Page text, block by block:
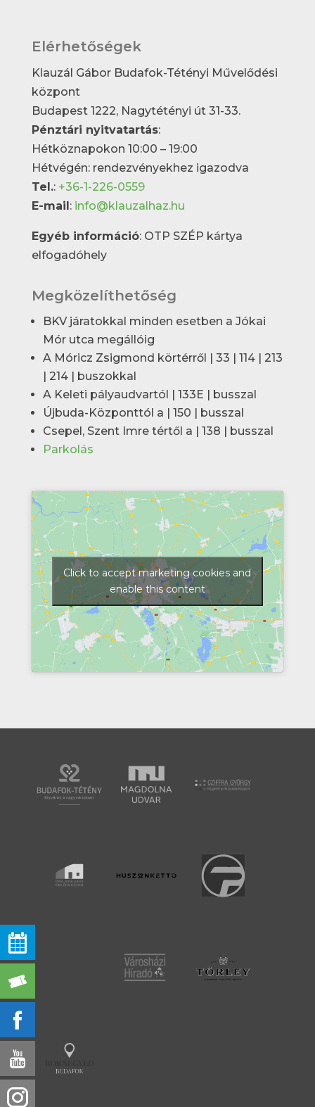
Elérhetőségek
Klauzál Gábor Budafok-Tétényi Művelődési
központ
Budapest 1222, Nagytétényi út 31-33.
Pénztári nyitvatartás:
Hétköznapokon 10:00 – 19:00
Hétvégén: rendezvényekhez igazodva
Tel.: +36-1-226-0559
E-mail: info@klauzalhaz.hu
Egyéb információ: OTP SZÉP kártya
elfogadóhely
Megközelíthetőség
BKV járatokkal minden esetben a Jókai
Mór utca megállóig
A Móricz Zsigmond körtérről | 33 | 114 | 213
| 214 | buszokkal
A Keleti pályaudvartól | 133E | busszal
Újbuda-Központtól a | 150 | busszal
Csepel, Szent Imre tértől a | 138 | busszal
Parkolás
Click to accept marketing cookies and
enable this content